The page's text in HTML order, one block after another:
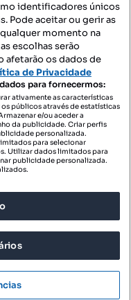
NA:
S.A.
identificadores únicos
Pode aceitar ou gerir as
momento na
escolhas serão
afetarão os dados de
de Privacidade
para fornecermos:
ativamente as características
públicos através de estatísticas
e/ou aceder a
da publicidade. Criar perfis
personalizada.
para selecionar
Utilizar dados limitados para
publicidade personalizada.